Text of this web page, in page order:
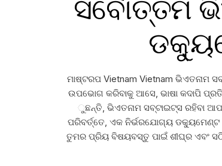
ସର୍ବୋତ୍ତମ
ମାଷ୍ଟରପ Vietnam Vietnam ଭିଏତନାମ
ଉପଭୋଗ କରିବାକୁ ଆସେ, ଭାଷା କଦାପି
ୁଛନ୍ତି, ଭିଏତନାମ ସବ୍ଟାଇଟ୍ସ ରହିବା
ପରିବର୍ତ୍ତେ, ଏକ ନିର୍ଭରଯୋଗ୍ୟ ଡକ୍ୟୁମେଣ୍ଟ
ତୁମର ପ୍ରିୟ ବିଷୟବସ୍ତୁ ପାଇଁ ଶୀଘ୍ର ଏବଂ